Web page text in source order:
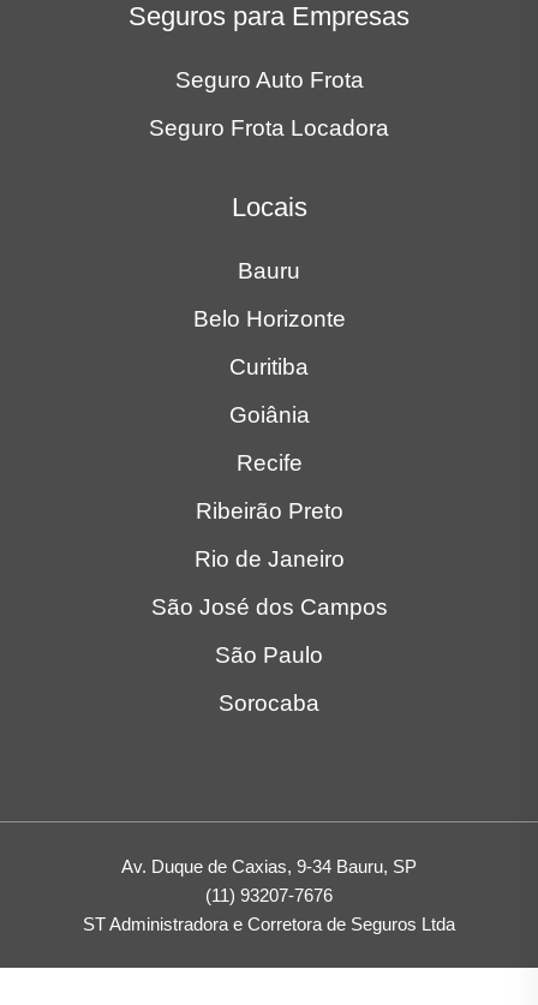
Seguros para Empresas
Seguro Auto Frota
Seguro Frota Locadora
Locais
Bauru
Belo Horizonte
Curitiba
Goiânia
Recife
Ribeirão Preto
Rio de Janeiro
São José dos Campos
São Paulo
Sorocaba
Av. Duque de Caxias, 9-34 Bauru, SP
(11) 93207-7676
ST Administradora e Corretora de Seguros Ltda